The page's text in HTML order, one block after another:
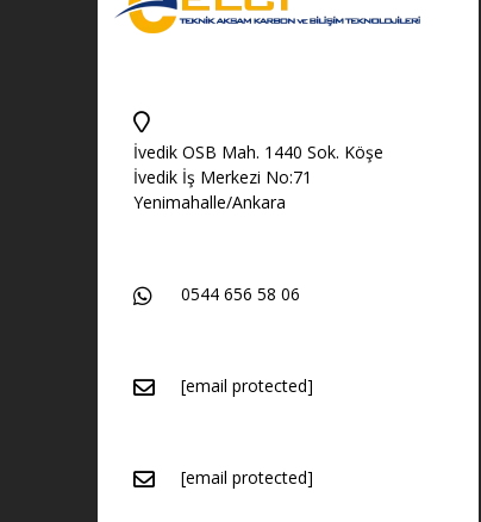
İvedik OSB Mah. 1440 Sok. Köşe
İvedik İş Merkezi No:71
Yenimahalle/Ankara
0544 656 58 06
[email protected]
[email protected]